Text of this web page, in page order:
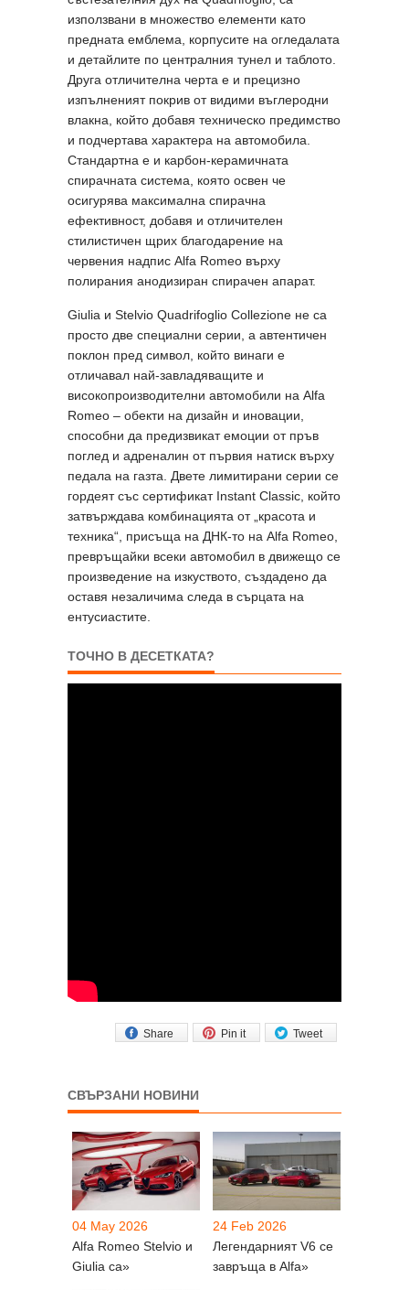
използвани в множество елементи като
предната емблема, корпусите на огледалата
и детайлите по централния тунел и таблото.
Друга отличителна черта е и прецизно
изпълненият покрив от видими въглеродни
влакна, който добавя техническо предимство
и подчертава характера на автомобила.
Стандартна е и карбон-керамичната
спирачната система, която освен че
осигурява максимална спирачна
ефективност, добавя и отличителен
стилистичен щрих благодарение на
червения надпис Alfa Romeo върху
полирания анодизиран спирачен апарат.
Giulia и Stelvio Quadrifoglio Collezione не са
просто две специални серии, а автентичен
поклон пред символ, който винаги е
отличавал най-завладяващите и
високопроизводителни автомобили на Alfa
Romeo – обекти на дизайн и иновации,
способни да предизвикат емоции от пръв
поглед и адреналин от първия натиск върху
педала на газта. Двете лимитирани серии се
гордеят със сертификат Instant Classic, който
затвърждава комбинацията от „красота и
техника“, присъща на ДНК-то на Alfa Romeo,
превръщайки всеки автомобил в движещо се
произведение на изкуството, създадено да
оставя незаличима следа в сърцата на
ентусиастите.
ТОЧНО В ДЕСЕТКАТА?
Tweet
Pin it
Share
СВЪРЗАНИ НОВИНИ
04 May 2026
Alfa Romeo Stelvio и
Giulia са»
24 Feb 2026
Легендарният V6 се
завръща в Alfa»